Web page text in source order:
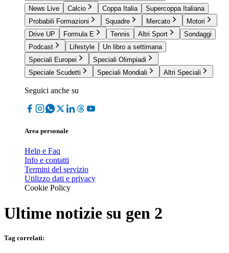
News Live
Calcio Coppa Italia
Supercoppa Italiana
Probabili Formazioni
Squadre Mercato
Motori
Drive UP
Formula E Tennis Altri Sport
Sondaggi
Podcast
Lifestyle
Un libro a settimana
Speciali Europei
Speciali Olimpiadi
Speciale Scudetti
Speciali Mondiali Altri Speciali
Seguici anche su
Area personale
Help e Faq
Info e contatti
Termini del servizio
Utilizzo dati e privacy
Cookie Policy
Ultime notizie su gen 2
Tag correlati: